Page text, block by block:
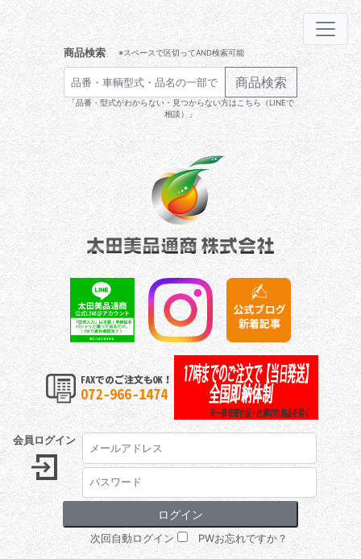
商品検索 ※スペースで区切ってAND検索可能
商品検索
「品番・型式がわからない・見つからない方はこちら（LINEで
相談）」
会員ログイン
次回自動ログイン PWお忘れですか？